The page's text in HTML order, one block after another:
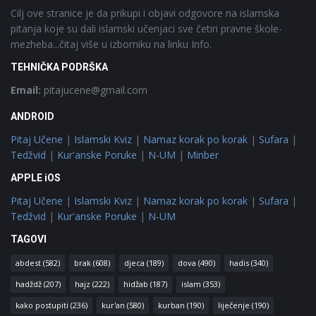
Cilj ove stranice je da prikupi i objavi odgovore na islamska
pitanja koje su dali islamski učenjaci sve četiri pravne škole-
mezheba...čitaj više u izborniku na linku Info.
TEHNIČKA PODRŠKA
Email: pitajucene@gmail.com
ANDROID
Pitaj Učene | Islamski Kviz | Namaz korak po korak | Sufara |
Tedžvid | Kur'anske Poruke | N-UM | Minber
APPLE iOS
Pitaj Učene | Islamski Kviz | Namaz korak po korak | Sufara |
Tedžvid | Kur'anske Poruke | N-UM
TAGOVI
abdest (582) brak (608) djeca (189) dova (490) hadis (340)
hadždž (207) hajz (222) hidžab (187) islam (353)
kako postupiti (236) kur'an (580) kurban (190) liječenje (190)